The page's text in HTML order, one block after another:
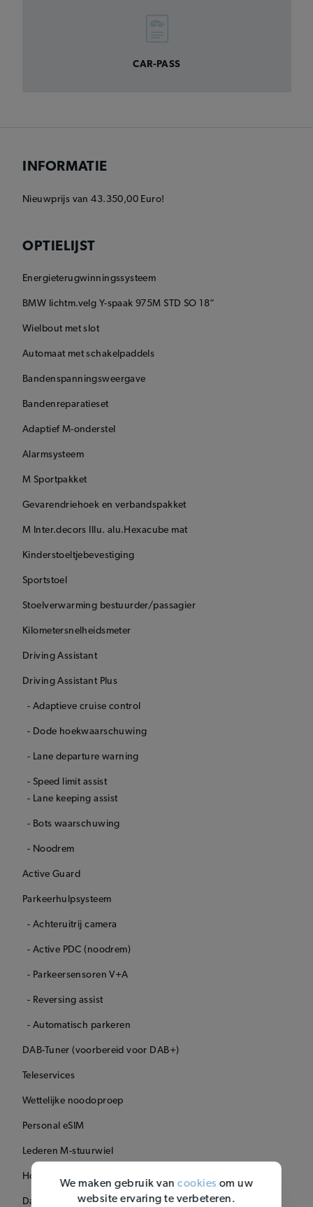
CAR-PASS
INFORMATIE
Nieuwprijs van 43.350,00 Euro!
OPTIELIJST
Energieterugwinningssysteem
BMW lichtm.velg Y-spaak 975M STD SO 18“
Wielbout met slot
Automaat met schakelpaddels
Bandenspanningsweergave
Bandenreparatieset
Adaptief M-onderstel
Alarmsysteem
M Sportpakket
Gevarendriehoek en verbandspakket
M Inter.decors Illu. alu.Hexacube mat
Kinderstoeltjebevestiging
Sportstoel
Stoelverwarming bestuurder/passagier
Kilometersnelheidsmeter
Driving Assistant
Driving Assistant Plus
- Adaptieve cruise control
- Dode hoekwaarschuwing
- Lane departure warning
- Speed limit assist
- Lane keeping assist
- Bots waarschuwing
- Noodrem
Active Guard
Parkeerhulpsysteem
- Achteruitrij camera
- Active PDC (noodrem)
- Parkeersensoren V+A
- Reversing assist
- Automatisch parkeren
DAB-Tuner (voorbereid voor DAB+)
Teleservices
Wettelijke noodoproep
Personal eSIM
Lederen M-stuurwiel
Hoogglans Shadow line
Dakhemel antraciet
We maken gebruik van cookies om uw
website ervaring te verbeteren.